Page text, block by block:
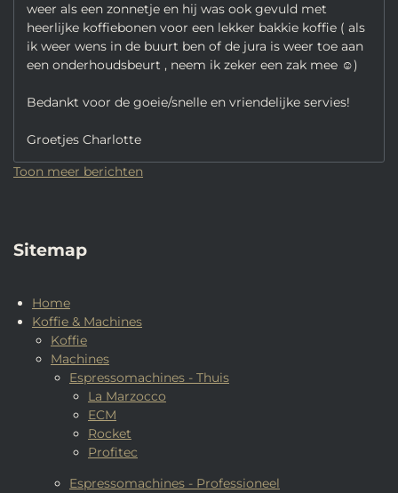
weer als een zonnetje en hij was ook gevuld met
heerlijke koffiebonen voor een lekker bakkie koffie ( als
ik weer wens in de buurt ben of de jura is weer toe aan
een onderhoudsbeurt , neem ik zeker een zak mee ☺️)
Bedankt voor de goeie/snelle en vriendelijke servies!
Groetjes Charlotte
Toon meer berichten
Sitemap
Home
Koffie & Machines
Koffie
Machines
Espressomachines - Thuis
La Marzocco
ECM
Rocket
Profitec
Espressomachines - Professioneel